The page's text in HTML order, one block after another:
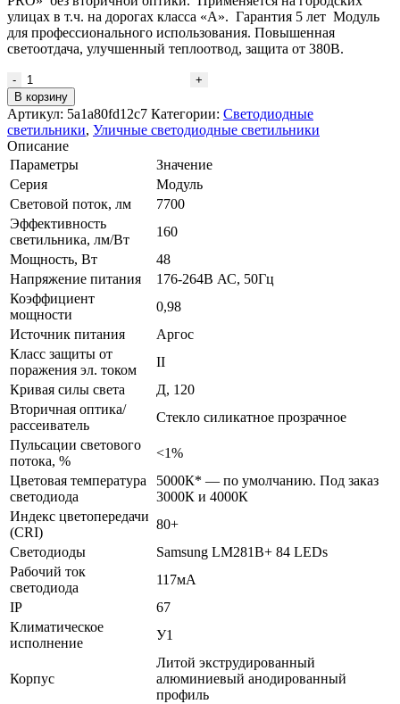
улицах в т.ч. на дорогах класса «А». Гарантия 5 лет Модуль
для профессионального использования. Повышенная
светоотдача, улучшенный теплоотвод, защита от 380В.
Количество
товара
Светодиодный
уличный
светильник
STR-
MPRO-
48W
(ultra)
В корзину
Артикул: 5a1a80fd12c7 Категории: Светодиодные
светильники, Уличные светодиодные светильники
Описание
Параметры
Значение
Серия
Модуль
Световой поток, лм
7700
Эффективность
светильника, лм/Вт
160
Мощность, Вт
48
Напряжение питания
176-264В АС, 50Гц
Коэффициент
мощности
0,98
Источник питания
Аргос
Класс защиты от
поражения эл. током
II
Кривая силы света
Д, 120
Вторичная оптика/
рассеиватель
Стекло силикатное прозрачное
Пульсации светового
потока, %
<1%
Цветовая температура
светодиода
5000К* — по умолчанию. Под заказ
3000К и 4000К
Индекс цветопередачи
(CRI)
80+
Светодиоды
Samsung LM281B+ 84 LEDs
Рабочий ток
светодиода
117мА
IP
67
Климатическое
исполнение
У1
Корпус
Литой экструдированный
алюминиевый анодированный
профиль